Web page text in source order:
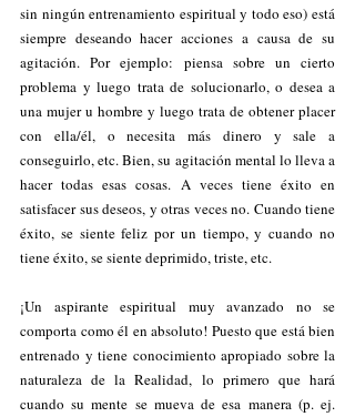
sin ningún entrenamiento espiritual y todo eso) está
siempre deseando hacer acciones a causa de su
agitación. Por ejemplo: piensa sobre un cierto
problema y luego trata de solucionarlo, o desea a
una mujer u hombre y luego trata de obtener placer
con ella/él, o necesita más dinero y sale a
conseguirlo, etc. Bien, su agitación mental lo lleva a
hacer todas esas cosas. A veces tiene éxito en
satisfacer sus deseos, y otras veces no. Cuando tiene
éxito, se siente feliz por un tiempo, y cuando no
tiene éxito, se siente deprimido, triste, etc.
¡Un aspirante espiritual muy avanzado no se
comporta como él en absoluto! Puesto que está bien
entrenado y tiene conocimiento apropiado sobre la
naturaleza de la Realidad, lo primero que hará
cuando su mente se mueva de esa manera (p. ej.